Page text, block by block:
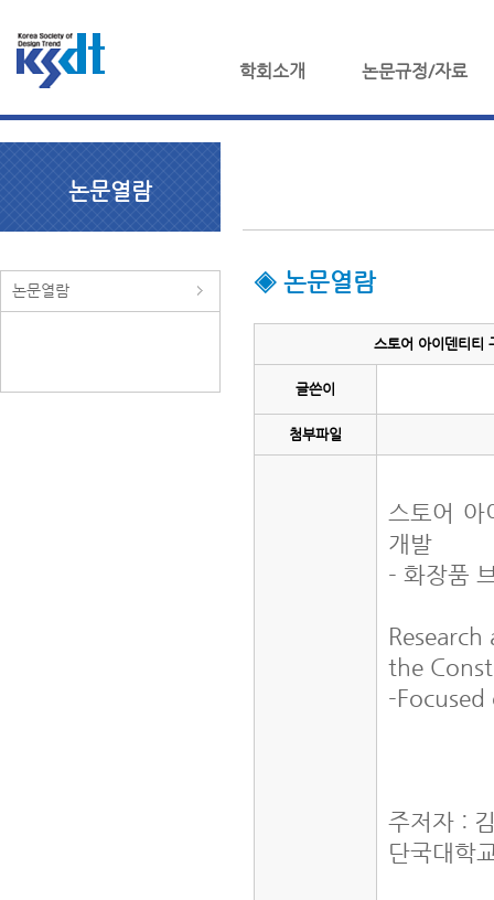
학회소개 논문규정/자료
논문열람
논문열람 ◈ 논문열람
스토어 아이덴티티
글쓴이
첨부파일
스토어 아
개발
- 화장품
the
-
주저자 :
단국대학